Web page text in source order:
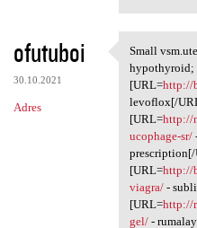
ofutuboi
30.10.2021
Adres
Small
Small
hypothyroid;
[URL=http://
levoflox[/
[URL=http://
ucophage-sr/
prescription[/
[URL=http://
viagra/-
[URL=http://
gel/-